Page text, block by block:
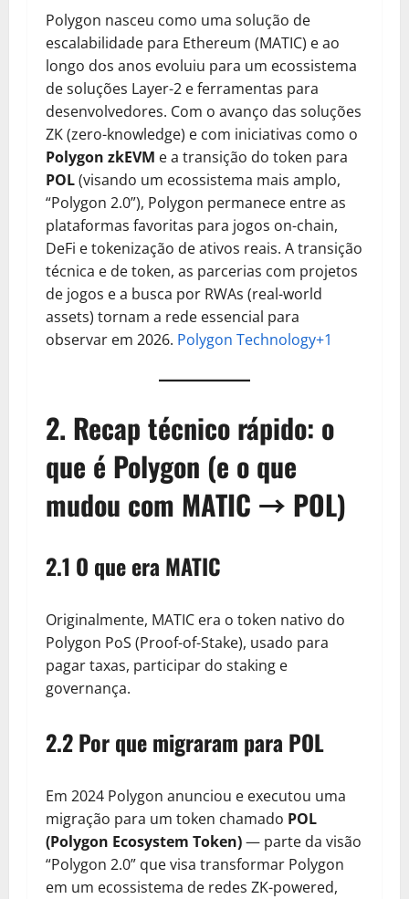
Polygon nasceu como uma solução de
escalabilidade para Ethereum (MATIC) e ao
longo dos anos evoluiu para um ecossistema
de soluções Layer-2 e ferramentas para
desenvolvedores. Com o avanço das soluções
ZK (zero-knowledge) e com iniciativas como o
Polygon zkEVM e a transição do token para
POL(visando um ecossistema mais amplo,
“Polygon 2.0”), Polygon permanece entre as
plataformas favoritas para jogos on-chain,
DeFi e tokenização de ativos reais. A transição
técnica e de token, as parcerias com projetos
de jogos e a busca por RWAs (real-world
assets) tornam a rede essencial para
observar em 2026. Polygon Technology+1
2. Recap técnico rápido: o
que é Polygon (e o que
mudou com MATIC → POL)
2.1 O que era MATIC
Originalmente, MATIC era o token nativo do
Polygon PoS (Proof-of-Stake), usado para
pagar taxas, participar do staking e
governança.
2.2 Por que migraram para POL
Em 2024 Polygon anunciou e executou uma
migração para um token chamado POL
(Polygon Ecosystem Token)— parte da visão
“Polygon 2.0” que visa transformar Polygon
em um ecossistema de redes ZK-powered,